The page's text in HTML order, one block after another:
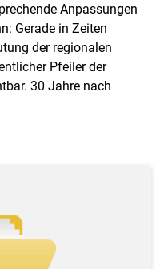
Anpassungen
Gerade in Zeiten
der regionalen
Pfeiler der
30 Jahre nach